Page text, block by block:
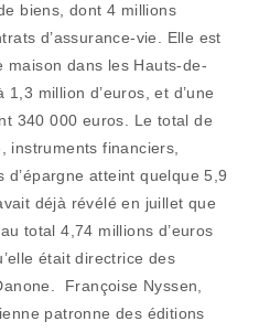
biens, dont 4 millions
d’assurance-vie. Elle est
maison dans les Hauts-de-
million d’euros, et d’une
340 000 euros. Le total de
instruments financiers,
atteint quelque 5,9
déjà révélé en juillet que
total 4,74 millions d’euros
était directrice des
Françoise Nyssen,
patronne des éditions